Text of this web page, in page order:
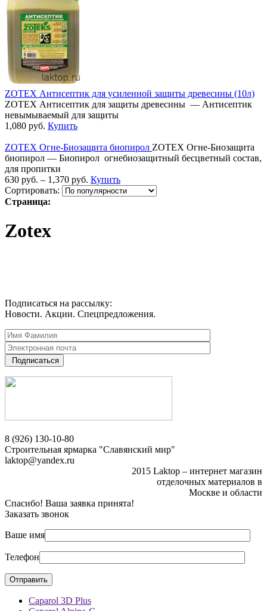
ZOTEX Антисептик для усиленной защиты древесины (10л)
ZOTEX Антисептик для защиты древесины — Антисептик
невымываемый для защиты
1,080 руб. Купить
ZOTEX Огне-Биозащита биопирол ZOTEX Огне-Биозащита
биопирол — Биопирол огнебиoзащитный бесцветный состав,
для пропитки
630 руб. – 1,370 руб. Купить
Сортировать:
Страница:
Zotex
Подписаться на рассылку:
Новости. Акции. Спецпредложения.
Подписаться
8 (926) 130-10-80
Строительная ярмарка "Славянский мир"
laktop@yandex.ru
2015 Laktop – интернет магазин
отделочных материалов в
Москве и области
Спасибо! Ваша заявка принята!
Заказать звонок
Ваше имя
Телефон
Caparol 3D Plus